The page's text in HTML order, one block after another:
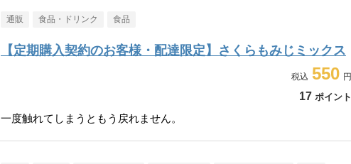
通販 食品・ドリンク 食品
【定期購入契約のお客様・配達限定】さくらもみじミックス
550
17 ポイント
一度触れてしまうともう戻れません。